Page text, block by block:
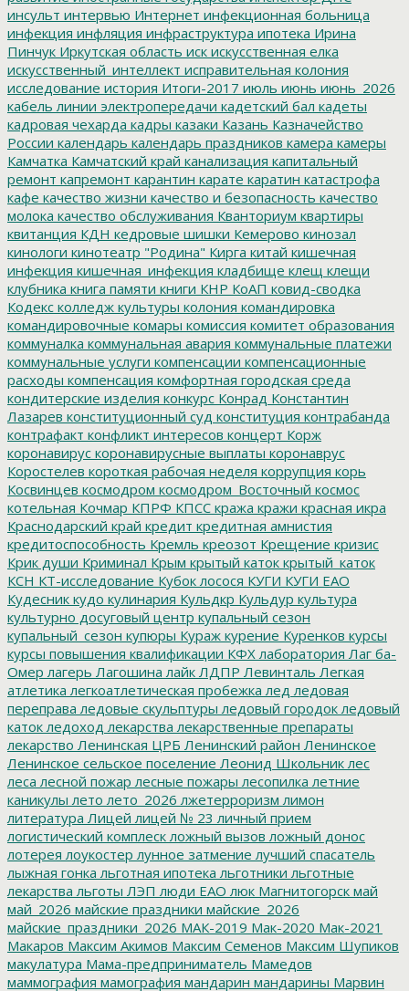
инсульт интервью Интернет инфекционная больница
инфекция инфляция инфраструктура ипотека Ирина
Пинчук Иркутская область иск искусственная елка
искусственный_интеллект исправительная колония
исследование история Итоги-2017 июль июнь июнь_2026
кабель линии электропередачи кадетский бал кадеты
кадровая чехарда кадры казаки Казань Казначейство
России календарь календарь праздников камера камеры
Камчатка Камчатский край канализация капитальный
ремонт капремонт карантин карате каратин катастрофа
кафе качество жизни качество и безопасность качество
молока качество обслуживания Кванториум квартиры
квитанция КДН кедровые шишки Кемерово кинозал
кинологи кинотеатр "Родина" Кирга китай кишечная
инфекция кишечная_инфекция кладбище клещ клещи
клубника книга памяти книги КНР КоАП ковид-сводка
Кодекс колледж культуры колония командировка
командировочные комары комиссия комитет образования
коммуналка коммунальная авария коммунальные платежи
коммунальные услуги компенсации компенсационные
расходы компенсация комфортная городская среда
кондитерские изделия конкурс Конрад Константин
Лазарев конституционный суд конституция контрабанда
контрафакт конфликт интересов концерт Корж
коронавирус коронавирусные выплаты коронаврус
Коростелев короткая рабочая неделя коррупция корь
Косвинцев космодром космодром_Восточный космос
котельная Кочмар КПРФ КПСС кража кражи красная икра
Краснодарский край кредит кредитная амнистия
кредитоспособность Кремль креозот Крещение кризис
Крик души Криминал Крым крытый каток крытый_каток
КСН КТ-исследование Кубок лосося КУГИ КУГИ ЕАО
Кудесник кудо кулинария Кульдкр Кульдур культура
культурно досуговый центр купальный сезон
купальный_сезон купюры Кураж курение Куренков курсы
курсы повышения квалификации КФХ лаборатория Лаг ба-
Омер лагерь Лагошина лайк ЛДПР Левинталь Легкая
атлетика легкоатлетическая пробежка лед ледовая
переправа ледовые скульптуры ледовый городок ледовый
каток ледоход лекарства лекарственные препараты
лекарство Ленинская ЦРБ Ленинский район Ленинское
Ленинское сельское поселение Леонид Школьник лес
леса лесной пожар лесные пожары лесопилка летние
каникулы лето лето_2026 лжетерроризм лимон
литература Лицей лицей № 23 личный прием
логистический комплеск ложный вызов ложный донос
лотерея лоукостер лунное затмение лучший спасатель
лыжная гонка льготная ипотека льготники льготные
лекарства льготы ЛЭП люди ЕАО люк Магнитогорск май
май_2026 майские праздники майские_2026
майские_праздники_2026 МАК-2019 Мак-2020 Мак-2021
Макаров Максим Акимов Максим Семенов Максим Шупиков
макулатура Мама-предприниматель Мамедов
маммография мамография мандарин мандарины Марвин